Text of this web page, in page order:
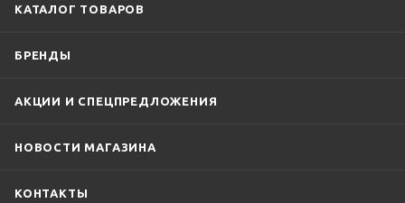
КАТАЛОГ ТОВАРОВ
БРЕНДЫ
АКЦИИ И СПЕЦПРЕДЛОЖЕНИЯ
НОВОСТИ МАГАЗИНА
КОНТАКТЫ